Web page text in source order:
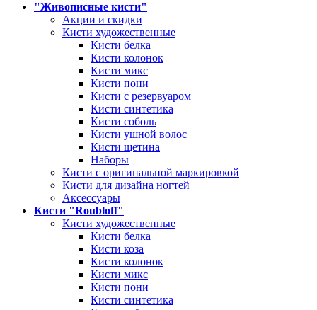
"Живописные кисти"
Акции и скидки
Кисти художественные
Кисти белка
Кисти колонок
Кисти микс
Кисти пони
Кисти с резервуаром
Кисти синтетика
Кисти соболь
Кисти ушной волос
Кисти щетина
Наборы
Кисти с оригинальной маркировкой
Кисти для дизайна ногтей
Аксессуары
Кисти "Roubloff"
Кисти художественные
Кисти белка
Кисти коза
Кисти колонок
Кисти микс
Кисти пони
Кисти синтетика